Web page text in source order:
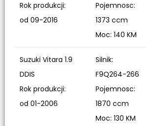
Rok produkcji:
od 09-2016
Pojemnosc:
1373 ccm
Moc: 140 KM
Suzuki Vitara 1.9
DDIS
Rok produkcji:
od 01-2006
Silnik:
F9Q264-266
Pojemnosc:
1870 ccm
Moc: 130 KM